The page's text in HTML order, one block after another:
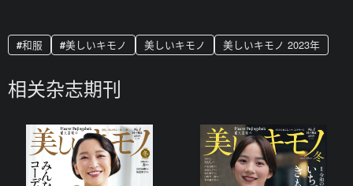
和服 美しいキモノ 美しいキモノ 美しいキモノ 2023年
相关杂志期刊